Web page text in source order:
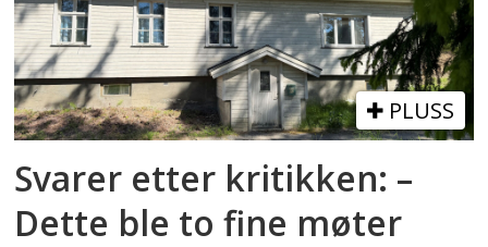
m
eide
PLUSS
Svarer etter kritikken: –
Dette ble to fine møter